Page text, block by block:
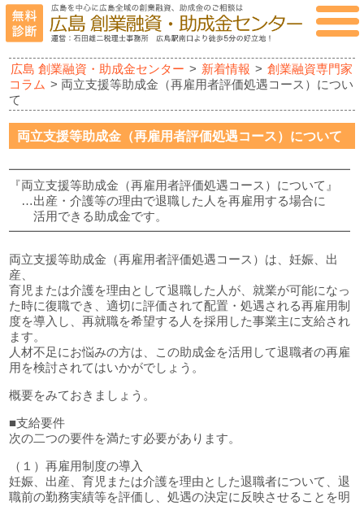
広島 創業融資・助成金センター > 新着情報 > 創業融資専門家
コラム > 両立支援等助成金（再雇用者評価処遇コース）につい
て
両立支援等助成金（再雇用者評価処遇コース）について
━━━━━━━━━━━━━━━━━━━━━━━━━━━━
『両立支援等助成金（再雇用者評価処遇コース）について』
…出産・介護等の理由で退職した人を再雇用する場合に
活用できる助成金です。
━━━━━━━━━━━━━━━━━━━━━━━━━━━━
両立支援等助成金（再雇用者評価処遇コース）は、妊娠、出
産、
育児または介護を理由として退職した人が、就業が可能になっ
た時に復職でき、適切に評価されて配置・処遇される再雇用制
度を導入し、再就職を希望する人を採用した事業主に支給され
ます。
人材不足にお悩みの方は、この助成金を活用して退職者の再雇
用を検討されてはいかがでしょう。
概要をみておきましょう。
■支給要件
次の二つの要件を満たす必要があります。
（１）再雇用制度の導入
妊娠、出産、育児または介護を理由とした退職者について、退
職前の勤務実績等を評価し、処遇の決定に反映させることを明